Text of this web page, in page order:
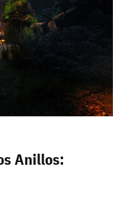
Anillos: